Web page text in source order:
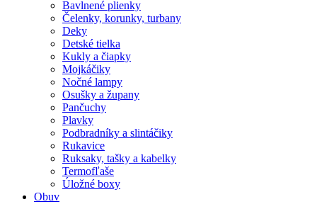
Bavlnené plienky
Čelenky, korunky, turbany
Deky
Detské tielka
Kukly a čiapky
Mojkáčiky
Nočné lampy
Osušky a župany
Pančuchy
Plavky
Podbradníky a slintáčiky
Rukavice
Ruksaky, tašky a kabelky
Termofľaše
Úložné boxy
Obuv